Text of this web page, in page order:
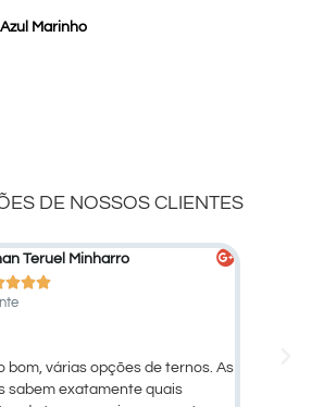
Marinho
DE NOSSOS CLIENTES
Teruel Minharro

bom, várias opções de ternos. As
sabem exatamente quais